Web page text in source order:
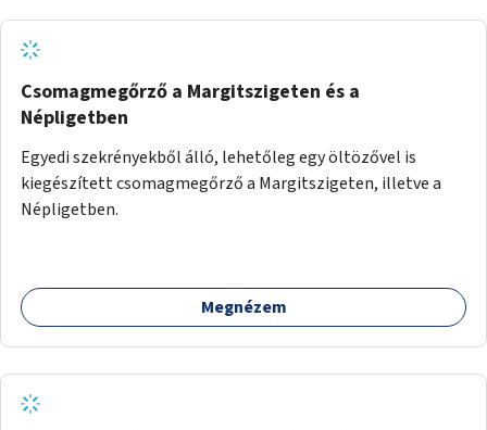
Csomagmegőrző a Margitszigeten és a
Népligetben
Egyedi szekrényekből álló, lehetőleg egy öltözővel is
kiegészített csomagmegőrző a Margitszigeten, illetve a
Népligetben.
Megnézem